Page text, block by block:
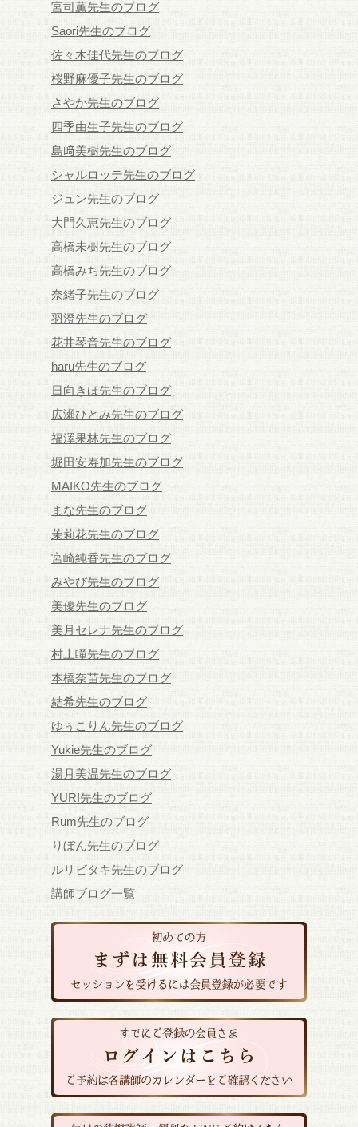
宮司薫先生のブログ
Saori先生のブログ
佐々木佳代先生のブログ
桜野麻優子先生のブログ
さやか先生のブログ
四季由生子先生のブログ
島﨑美樹先生のブログ
シャルロッテ先生のブログ
ジュン先生のブログ
大門久恵先生のブログ
高橋未樹先生のブログ
高橋みち先生のブログ
奈緒子先生のブログ
羽澄先生のブログ
花井琴音先生のブログ
haru先生のブログ
日向きほ先生のブログ
広瀬ひとみ先生のブログ
福澤果林先生のブログ
堀田安寿加先生のブログ
MAIKO先生のブログ
まな先生のブログ
茉莉花先生のブログ
宮崎純香先生のブログ
みやび先生のブログ
美優先生のブログ
美月セレナ先生のブログ
村上瞳先生のブログ
本橋奈苗先生のブログ
結希先生のブログ
ゆぅこりん先生のブログ
Yukie先生のブログ
湯月美温先生のブログ
YURI先生のブログ
Rum先生のブログ
りぼん先生のブログ
ルリビタキ先生のブログ
講師ブログ一覧